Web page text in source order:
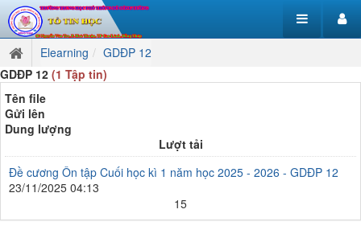
Elearning
GDĐP 12
GDĐP 12 (1 Tập tin)
Tên file
Gửi lên
Dung lượng
Lượt tải
Đề cương Ôn tập Cuối học kì 1 năm học 2025 - 2026 - GDĐP 12
23/11/2025 04:13
15